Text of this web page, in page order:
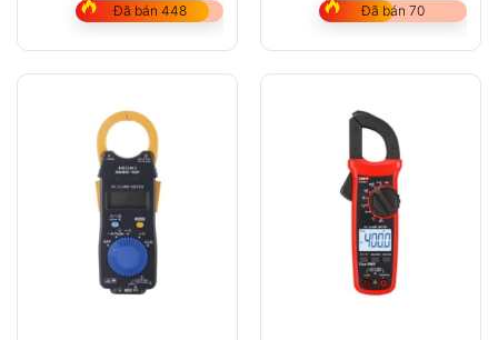
Đã bán 448 Đã bán 70